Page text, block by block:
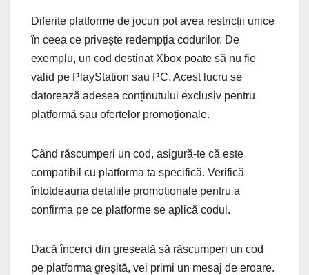
Diferite platforme de jocuri pot avea restricții unice
în ceea ce privește redempția codurilor. De
exemplu, un cod destinat Xbox poate să nu fie
valid pe PlayStation sau PC. Acest lucru se
datorează adesea conținutului exclusiv pentru
platformă sau ofertelor promoționale.
Când răscumperi un cod, asigură-te că este
compatibil cu platforma ta specifică. Verifică
întotdeauna detaliile promoționale pentru a
confirma pe ce platforme se aplică codul.
Dacă încerci din greșeală să răscumperi un cod
pe platforma greșită, vei primi un mesaj de eroare.